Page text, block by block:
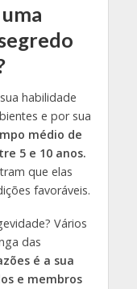
habilidade
e por sua
médio de
5 e 10 anos.
que elas
favoráveis.
Vários
das
é a sua
e membros